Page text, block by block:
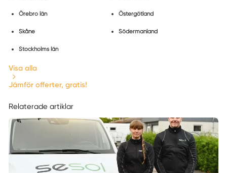
Örebro län Östergötland
Skåne Södermanland
Stockholms län
Visa alla
Jämför offerter, gratis!
Relaterade artiklar